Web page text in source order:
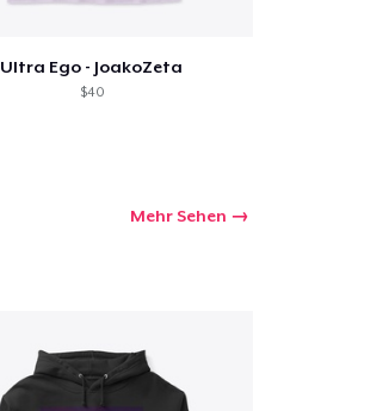
Ultra Ego - JoakoZeta
$40
Mehr Sehen